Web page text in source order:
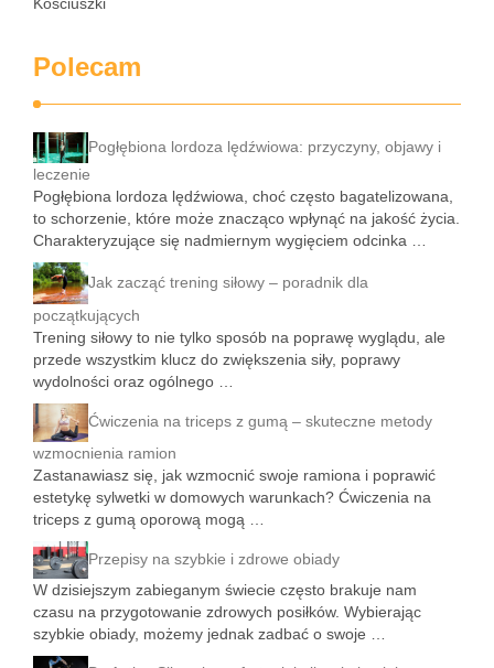
Polecam
Pogłębiona lordoza lędźwiowa: przyczyny, objawy i
leczenie
Pogłębiona lordoza lędźwiowa, choć często bagatelizowana,
to schorzenie, które może znacząco wpłynąć na jakość życia.
Charakteryzujące się nadmiernym wygięciem odcinka …
Jak zacząć trening siłowy – poradnik dla
początkujących
Trening siłowy to nie tylko sposób na poprawę wyglądu, ale
przede wszystkim klucz do zwiększenia siły, poprawy
wydolności oraz ogólnego …
Ćwiczenia na triceps z gumą – skuteczne metody
wzmocnienia ramion
Zastanawiasz się, jak wzmocnić swoje ramiona i poprawić
estetykę sylwetki w domowych warunkach? Ćwiczenia na
triceps z gumą oporową mogą …
Przepisy na szybkie i zdrowe obiady
W dzisiejszym zabieganym świecie często brakuje nam
czasu na przygotowanie zdrowych posiłków. Wybierając
szybkie obiady, możemy jednak zadbać o swoje …